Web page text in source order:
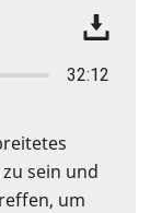
32:12
sein und
um